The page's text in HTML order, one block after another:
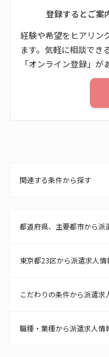
登録するとご案
経験や希望をヒアリン
ます。気軽に相談でき
「オンライン登録」が
関連する条件から探す
都道府県、主要都市から派
東京都23区から派遣求人情
こだわりの条件から派遣求
職種・業種から派遣求人情